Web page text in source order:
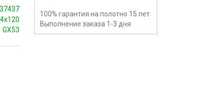
GX53
100% гарантия на полотно 15 лет
Выполнение заказа 1-3 дня